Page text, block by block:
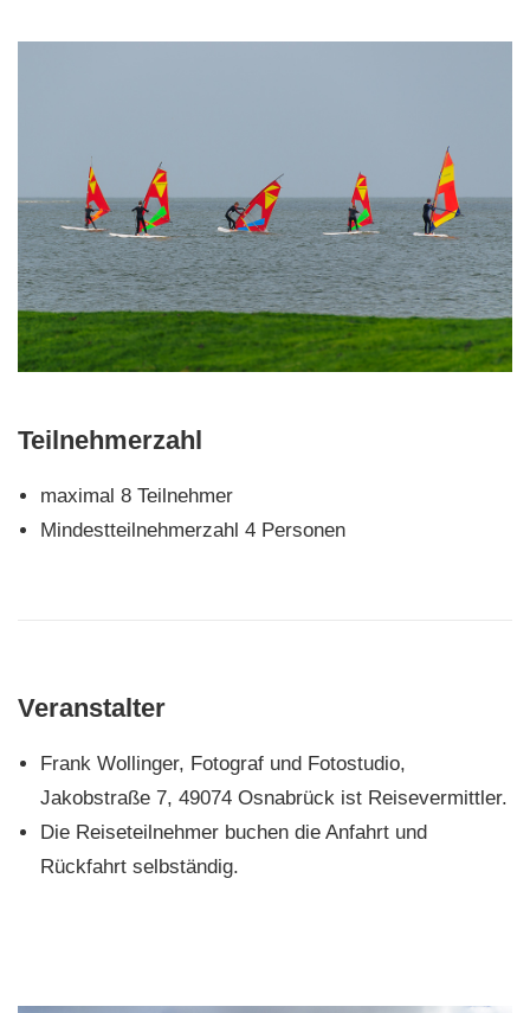
Teilnehmerzahl
maximal 8 Teilnehmer
Mindestteilnehmerzahl 4 Personen
Veranstalter
Frank Wollinger, Fotograf und Fotostudio,
Jakobstraße 7, 49074 Osnabrück ist Reisevermittler.
Die Reiseteilnehmer buchen die Anfahrt und
Rückfahrt selbständig.